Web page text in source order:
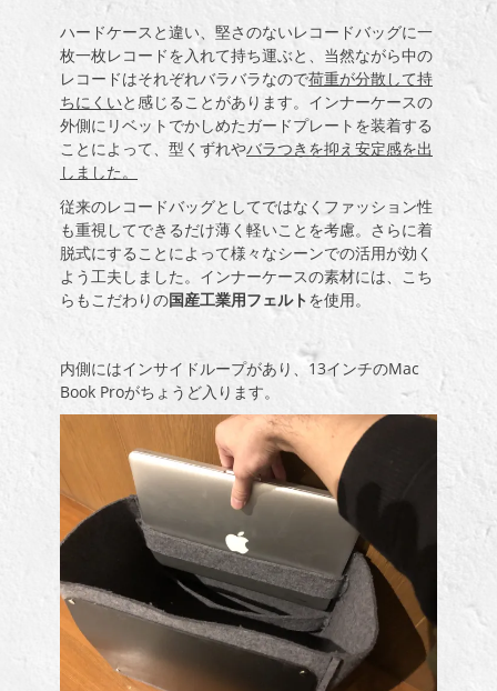
ハードケースと違い、堅さのないレコードバッグに一
枚一枚レコードを入れて持ち運ぶと、当然ながら中の
レコードはそれぞれバラバラなので荷重が分散して持
ちにくいと感じることがあります。インナーケースの
外側にリベットでかしめたガードプレートを装着する
ことによって、型くずれやバラつきを抑え安定感を出
しました。
従来のレコードバッグとしてではなくファッション性
も重視してできるだけ薄く軽いことを考慮。さらに着
脱式にすることによって様々なシーンでの活用が効く
よう工夫しました。インナーケースの素材には、こち
らもこだわりの国産工業用フェルトを使用。
内側にはインサイドループがあり、13インチのMac
Book Proがちょうど入ります。